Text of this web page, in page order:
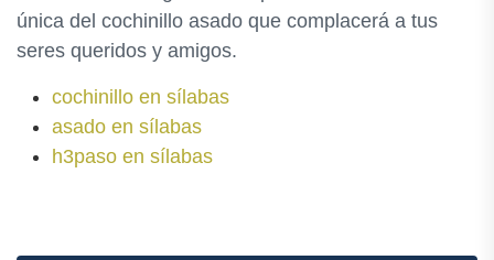
única del cochinillo asado que complacerá a tus
seres queridos y amigos.
cochinillo en sílabas
asado en sílabas
h3paso en sílabas